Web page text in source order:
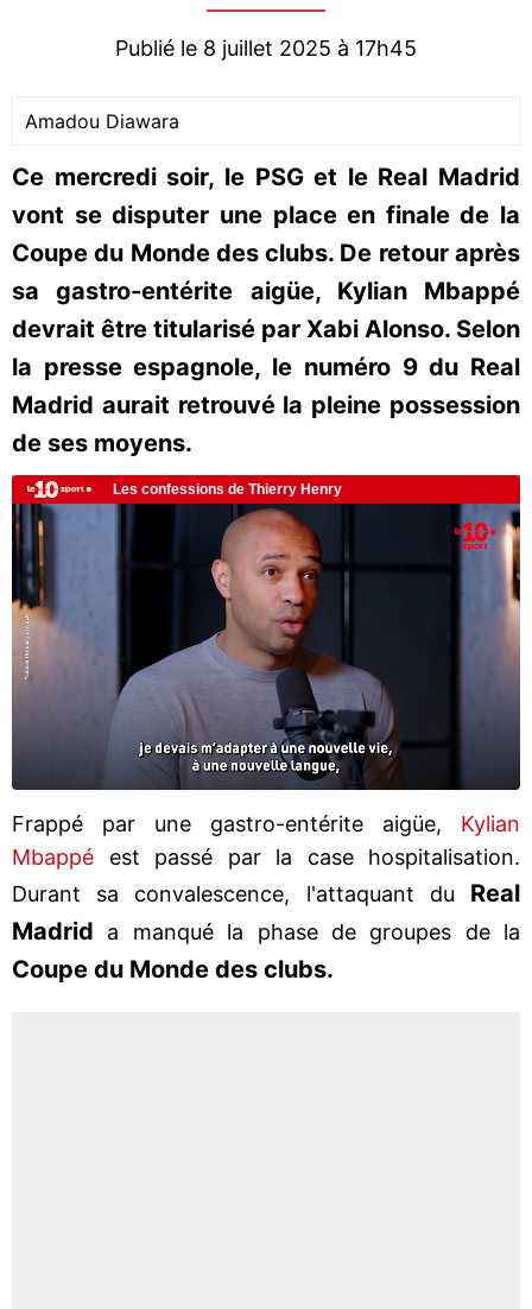
Publié le 8 juillet 2025 à 17h45
Amadou Diawara
Ce mercredi soir, le PSG et le Real Madrid
vont se disputer une place en finale de la
Coupe du Monde des clubs. De retour après
sa gastro-entérite aigüe, Kylian Mbappé
devrait être titularisé par Xabi Alonso. Selon
la presse espagnole, le numéro 9 du Real
Madrid aurait retrouvé la pleine possession
de ses moyens.
Frappé par une gastro-entérite aigüe, Kylian
Mbappé est passé par la case hospitalisation.
Durant sa convalescence, l'attaquant du Real
Madrid
a manqué la phase de groupes de la
Coupe du Monde des clubs.